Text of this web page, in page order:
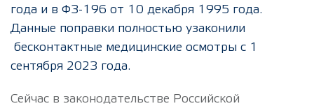
года и в ФЗ-196 от 10 декабря 1995 года.
Данные поправки полностью узаконили
бесконтактные медицинские осмотры с 1
сентября 2023 года.
Сейчас в законодательстве Российской